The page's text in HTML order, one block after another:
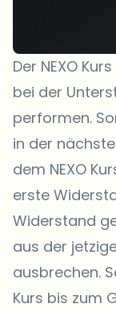
Der NEXO
bei der
performen.
in der
dem NEXO
erste
Widerstand
aus der
ausbrechen.
Kurs bis zum